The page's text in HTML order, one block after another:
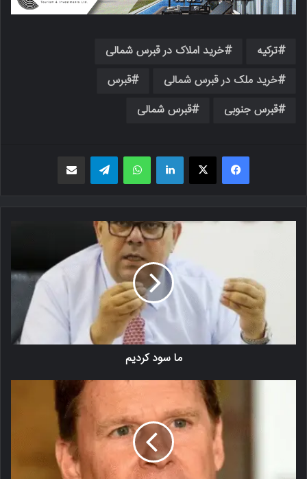
ترکیه
خرید املاک در قبرس شمالی
خرید ملک در قبرس شمالی
قبرس
قبرس جنوبی
قبرس شمالی
فیسبوک X لینکدین واتس اپ
ما سود کردیم